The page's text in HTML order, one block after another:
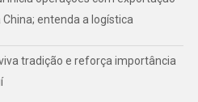
entenda a logística
tradição e reforça importância